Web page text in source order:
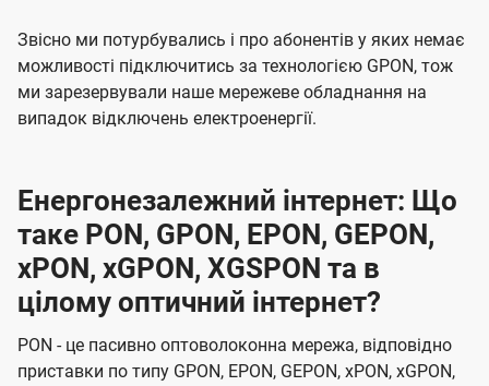
Звісно ми потурбувались і про абонентів у яких немає
можливості підключитись за технологією GPON, тож
ми зарезервували наше мережеве обладнання на
випадок відключень електроенергії.
Енергонезалежний інтернет: Що
таке PON, GPON, EPON, GEPON,
xPON, xGPON, XGSPON та в
цілому оптичний інтернет?
PON - це пасивно оптоволоконна мережа, відповідно
приставки по типу GPON, EPON, GEPON, xPON, xGPON,